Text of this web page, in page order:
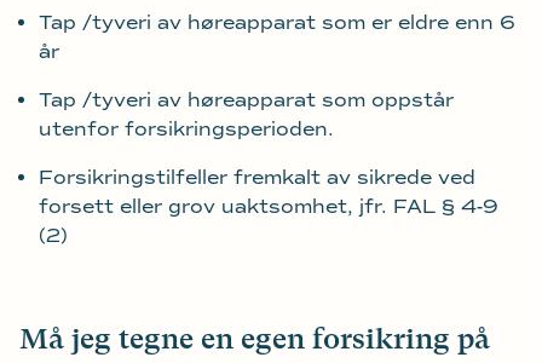
Tap /tyveri av høreapparat som er eldre enn 6
år
Tap /tyveri av høreapparat som oppstår
utenfor forsikringsperioden.
Forsikringstilfeller fremkalt av sikrede ved
forsett eller grov uaktsomhet, jfr. FAL § 4-9
(2)
Må jeg tegne en egen forsikring på